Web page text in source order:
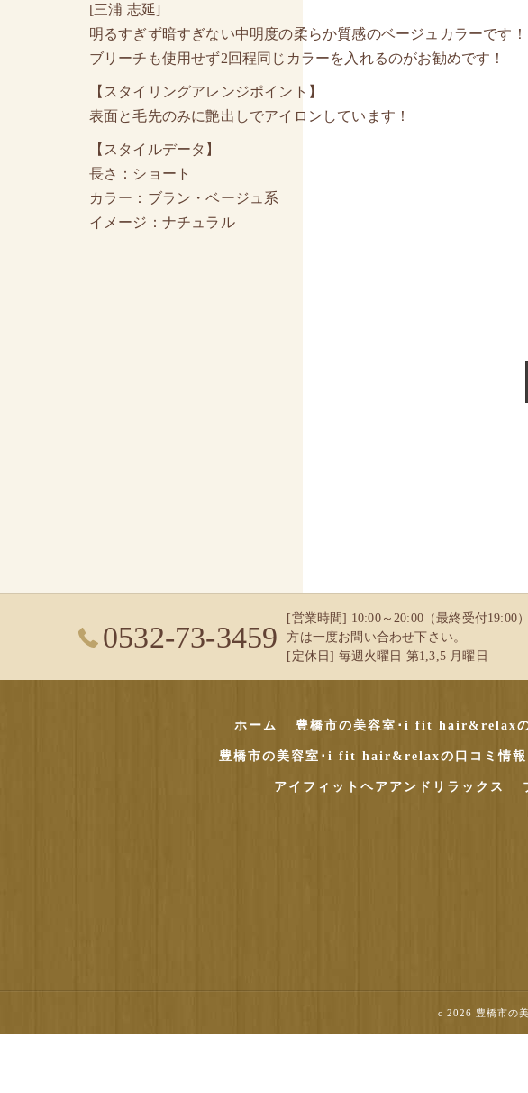
[三浦 志延]
明るすぎず暗すぎない中明度の柔らか質感のベージュカラーです！
ブリーチも使用せず2回程同じカラーを入れるのがお勧めです！
【スタイリングアレンジポイント】
表面と毛先のみに艶出しでアイロンしています！
【スタイルデータ】
長さ：ショート
カラー：ブラン・ベージュ系
イメージ：ナチュラル
0532-73-3459
[営業時間] 10:00～20:00（最終受付19:00
方は一度お問い合わせ下さい。
[定休日] 毎週火曜日 第1,3,5 月曜日
ホーム 豊橋市の美容室･i fit hair&relaxの
豊橋市の美容室･i fit hair&relaxの口コミ情報
アイフィットヘアアンドリラックス
c 2026 豊橋市の